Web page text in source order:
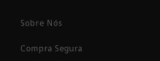
Sobre Nós
Compra Segura